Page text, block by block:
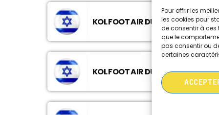
Pour offrir les
les cookies pour
de consentir à ces
que le
pas consentir ou
certaines
KOL FOOT AIR DU 06 06 24
KOL FOOT AIR DU 18 03 24